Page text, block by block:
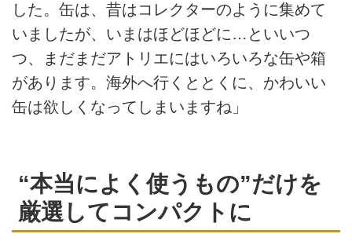
した。缶は、昔はコレクターのように集めて
いましたが、いまはほどほどに…といいつ
つ、まだまだアトリエにはいろいろな缶や箱
があります。海外へ行くととくに、かわいい
缶は欲しくなってしまいますね」
“本当によく使うもの”だけを
厳選してコンパクトに